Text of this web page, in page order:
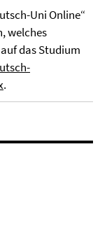
Uni Online“
welches
das Studium
.